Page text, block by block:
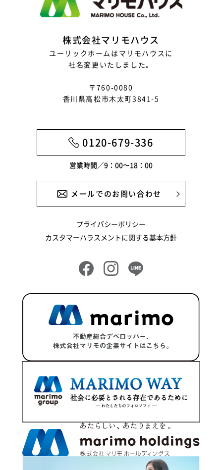
株式会社マリモハウス
ユーリックホームはマリモハウスに
社名変更いたしました。
〒760-0080
香川県高松市木太町3841-5
0120-679-336
営業時間／9：00〜18：00
メールでのお問い合わせ
プライバシーポリシー
カスタマーハラスメントに関する基本方針